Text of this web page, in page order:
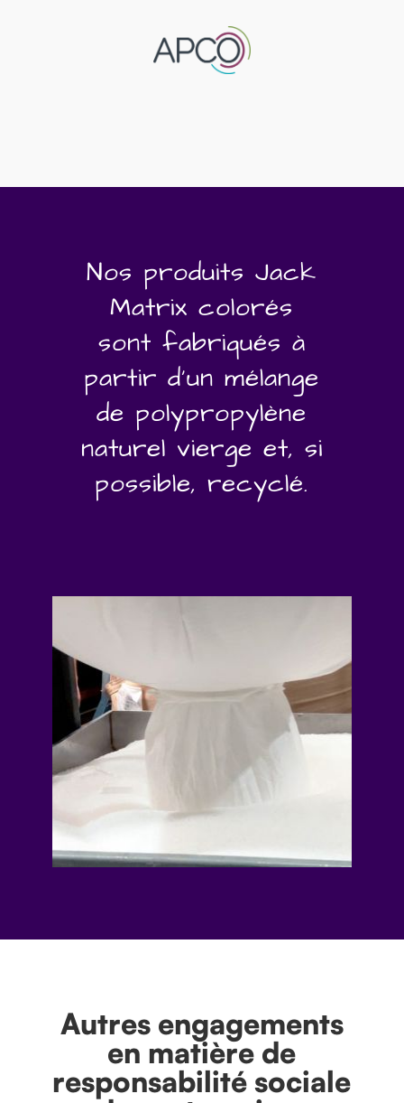
Nos produits Jack
Matrix colorés
sont fabriqués à
partir d'un mélange
de polypropylène
naturel vierge et, si
possible, recyclé.
Autres engagements
en matière de
responsabilité sociale